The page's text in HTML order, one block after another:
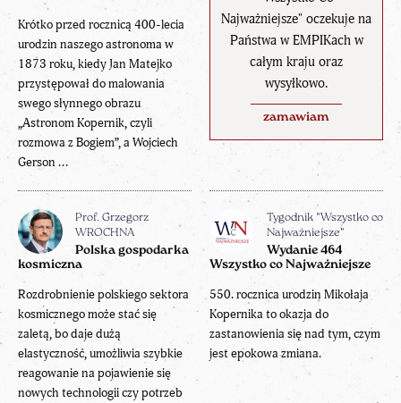
Najważniejsze" oczekuje na
Państwa w EMPIKach w
całym kraju oraz
wysyłkowo.
zamawiam
Krótko przed rocznicą 400-lecia
urodzin naszego astronoma w
1873 roku, kiedy Jan Matejko
przystępował do malowania
swego słynnego obrazu
„Astronom Kopernik, czyli
rozmowa z Bogiem”, a Wojciech
Gerson ...
Prof. Grzegorz
WROCHNA
Polska gospodarka
kosmiczna
Rozdrobnienie polskiego sektora
kosmicznego może stać się
zaletą, bo daje dużą
elastyczność, umożliwia szybkie
reagowanie na pojawienie się
nowych technologii czy potrzeb
Tygodnik "Wszystko co
Najważniejsze"
Wydanie 464
Wszystko co Najważniejsze
550. rocznica urodzin Mikołaja
Kopernika to okazja do
zastanowienia się nad tym, czym
jest epokowa zmiana.